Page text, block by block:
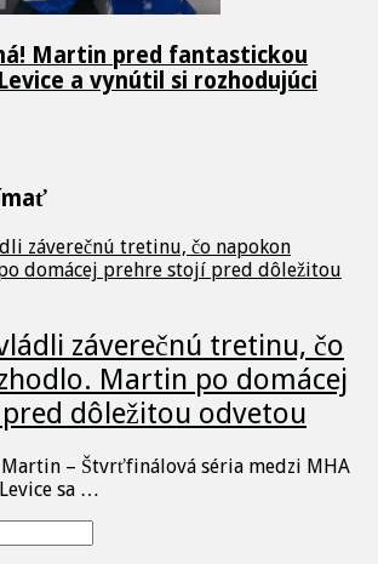
Martin pred fantastickou
a vynútil si rozhodujúci
záverečnú tretinu, čo
Martin po domácej
dôležitou odvetou
– Štvrťfinálová séria medzi MHA
sa …